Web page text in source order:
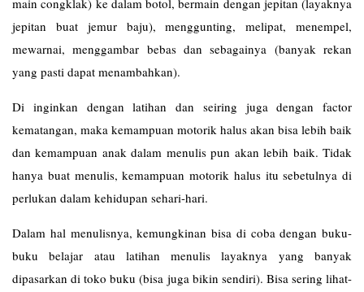
main congklak) ke dalam botol, bermain dengan jepitan (layaknya
jepitan buat jemur baju), menggunting, melipat, menempel,
mewarnai, menggambar bebas dan sebagainya (banyak rekan
yang pasti dapat menambahkan).
Di inginkan dengan latihan dan seiring juga dengan factor
kematangan, maka kemampuan motorik halus akan bisa lebih baik
dan kemampuan anak dalam menulis pun akan lebih baik. Tidak
hanya buat menulis, kemampuan motorik halus itu sebetulnya di
perlukan dalam kehidupan sehari-hari.
Dalam hal menulisnya, kemungkinan bisa di coba dengan buku-
buku belajar atau latihan menulis layaknya yang banyak
dipasarkan di toko buku (bisa juga bikin sendiri). Bisa sering lihat-